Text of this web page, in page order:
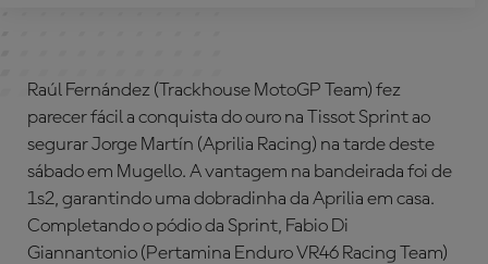
Raúl Fernández (Trackhouse MotoGP Team) fez
parecer fácil a conquista do ouro na Tissot Sprint ao
segurar Jorge Martín (Aprilia Racing) na tarde deste
sábado em Mugello. A vantagem na bandeirada foi de
1s2, garantindo uma dobradinha da Aprilia em casa.
Completando o pódio da Sprint, Fabio Di
Giannantonio (Pertamina Enduro VR46 Racing Team)